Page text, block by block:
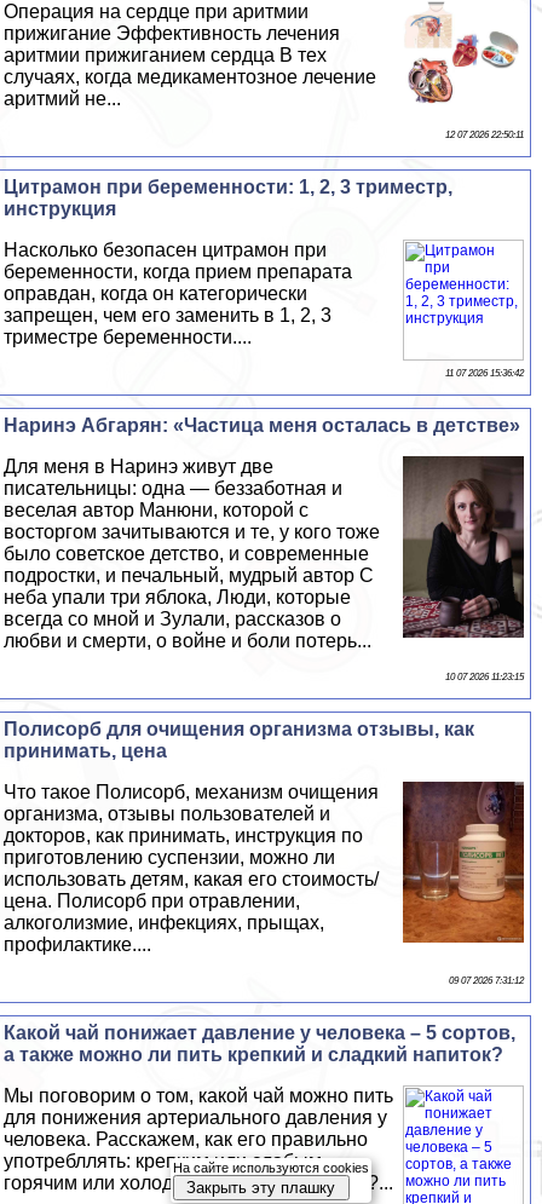
Операция на сердце при аритмии
прижигание Эффективность лечения
аритмии прижиганием сердца В тех
случаях, когда медикаментозное лечение
аритмий не...
12 07 2026 22:50:11
Цитрамон при беременности: 1, 2, 3 триместр,
инструкция
Насколько безопасен цитрамон при
беременности, когда прием препарата
оправдан, когда он категорически
запрещен, чем его заменить в 1, 2, 3
триместре беременности....
11 07 2026 15:36:42
Наринэ Абгарян: «Частица меня осталась в детстве»
Для меня в Наринэ живут две
писательницы: одна — беззаботная и
веселая автор Манюни, которой с
восторгом зачитываются и те, у кого тоже
было советское детство, и современные
подростки, и печальный, мудрый автор С
неба упали три яблока, Люди, которые
всегда со мной и Зулали, рассказов о
любви и cмepти, о войне и боли потерь...
10 07 2026 11:23:15
Полисорб для очищения организма отзывы, как
принимать, цена
Что такое Полисорб, механизм очищения
организма, отзывы пользователей и
докторов, как принимать, инструкция по
приготовлению суспензии, можно ли
использовать детям, какая его стоимость/
цена. Полисорб при отравлении,
алкоголизмие, инфекциях, прыщах,
профилактике....
09 07 2026 7:31:12
Какой чай понижает давление у человека – 5 сортов,
а также можно ли пить крепкий и сладкий напиток?
Мы поговорим о том, какой чай можно пить
для понижения артериального давления у
человека. Расскажем, как его правильно
употрeбллять: крепким или слабым,
горячим или холодным, сладким или нет?...
На сайте используются cookies
Закрыть эту плашку